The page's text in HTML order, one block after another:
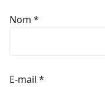
Nom *
E-mail *